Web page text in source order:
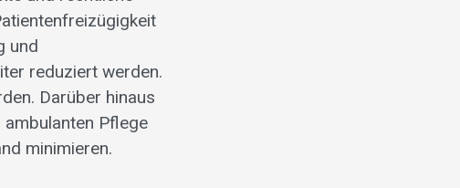
und
reduziert werden.
Darüber hinaus
Pflege
minimieren.